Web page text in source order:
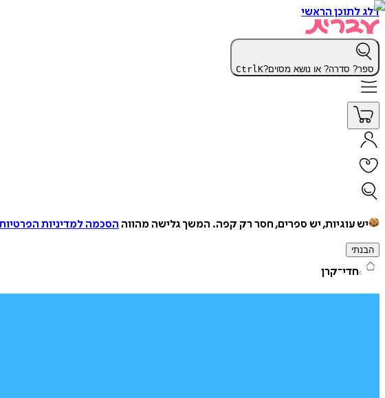
דלג לתוכן הראשי
ספר? סדרה? או נושא מסוים? CtrlK
יש עוגיות, יש ספרים, חסר רק קפה. המשך גלישה מהווה הסכמה למדיניות
הבנתי
חדי־קרן